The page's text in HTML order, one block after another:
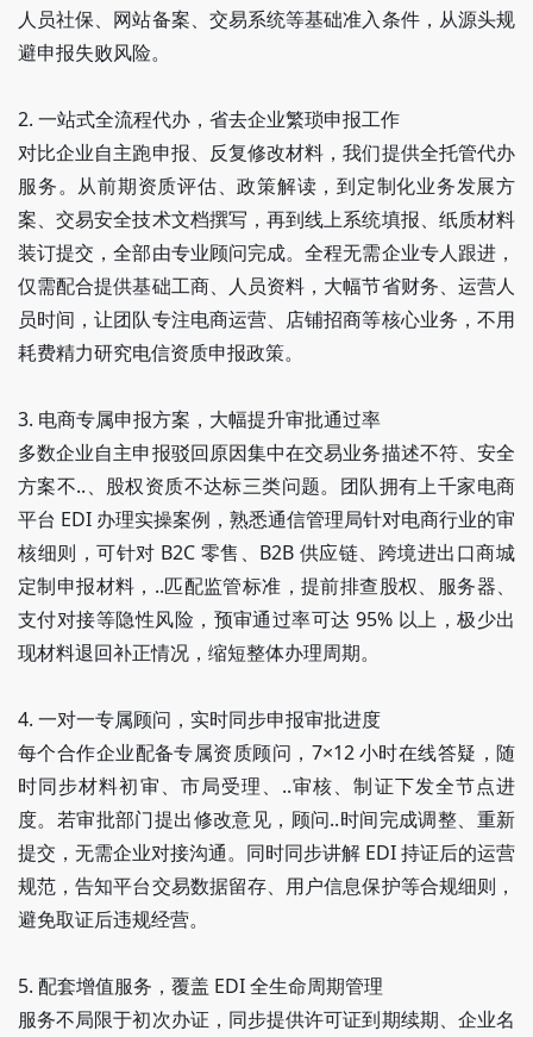
人员社保、网站备案、交易系统等基础准入条件，从源头规
避申报失败风险。
2. 一站式全流程代办，省去企业繁琐申报工作
对比企业自主跑申报、反复修改材料，我们提供全托管代办
服务。从前期资质评估、政策解读，到定制化业务发展方
案、交易安全技术文档撰写，再到线上系统填报、纸质材料
装订提交，全部由专业顾问完成。全程无需企业专人跟进，
仅需配合提供基础工商、人员资料，大幅节省财务、运营人
员时间，让团队专注电商运营、店铺招商等核心业务，不用
耗费精力研究电信资质申报政策。
3. 电商专属申报方案，大幅提升审批通过率
多数企业自主申报驳回原因集中在交易业务描述不符、安全
方案不..、股权资质不达标三类问题。团队拥有上千家电商
平台 EDI 办理实操案例，熟悉通信管理局针对电商行业的审
核细则，可针对 B2C 零售、B2B 供应链、跨境进出口商城
定制申报材料，..匹配监管标准，提前排查股权、服务器、
支付对接等隐性风险，预审通过率可达 95% 以上，极少出
现材料退回补正情况，缩短整体办理周期。
4. 一对一专属顾问，实时同步申报审批进度
每个合作企业配备专属资质顾问，7×12 小时在线答疑，随
时同步材料初审、市局受理、..审核、制证下发全节点进
度。若审批部门提出修改意见，顾问..时间完成调整、重新
提交，无需企业对接沟通。同时同步讲解 EDI 持证后的运营
规范，告知平台交易数据留存、用户信息保护等合规细则，
避免取证后违规经营。
5. 配套增值服务，覆盖 EDI 全生命周期管理
服务不局限于初次办证，同步提供许可证到期续期、企业名